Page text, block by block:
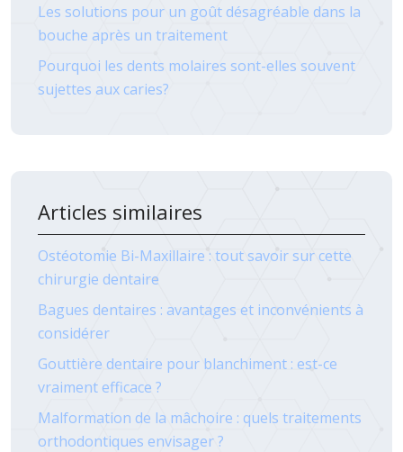
Les solutions pour un goût désagréable dans la
bouche après un traitement
Pourquoi les dents molaires sont-elles souvent
sujettes aux caries?
Articles similaires
Ostéotomie Bi-Maxillaire : tout savoir sur cette
chirurgie dentaire
Bagues dentaires : avantages et inconvénients à
considérer
Gouttière dentaire pour blanchiment : est-ce
vraiment efficace ?
Malformation de la mâchoire : quels traitements
orthodontiques envisager ?